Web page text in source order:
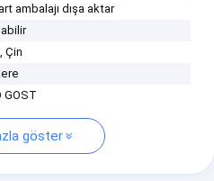
ambalajı dışa aktar
Çin
GOST
göster